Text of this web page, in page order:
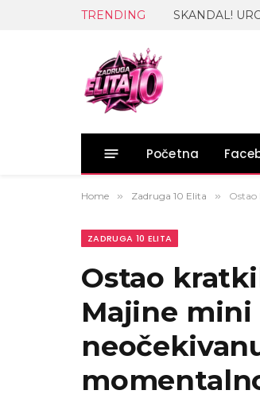
TRENDING
Početna
Home » Zadruga 10 Elita » Ostao
ZADRUGA 10 ELITA
Ostao
Majine